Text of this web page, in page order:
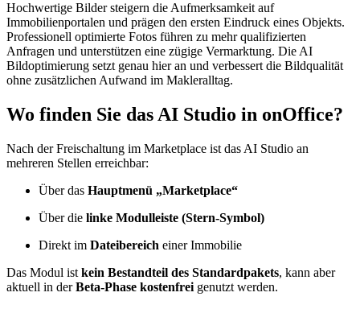
Hochwertige Bilder steigern die Aufmerksamkeit auf
Immobilienportalen und prägen den ersten Eindruck eines Objekts.
Professionell optimierte Fotos führen zu mehr qualifizierten
Anfragen und unterstützen eine zügige Vermarktung. Die AI
Bildoptimierung setzt genau hier an und verbessert die Bildqualität
ohne zusätzlichen Aufwand im Makleralltag.
Wo finden Sie das AI Studio in onOffice?
Nach der Freischaltung im Marketplace ist das AI Studio an
mehreren Stellen erreichbar:
Über das Hauptmenü „Marketplace“
Über die linke Modulleiste (Stern-Symbol)
Direkt im Dateibereich einer Immobilie
Das Modul ist kein Bestandteil des Standardpakets, kann aber
aktuell in derBeta-Phase kostenfrei genutzt werden.